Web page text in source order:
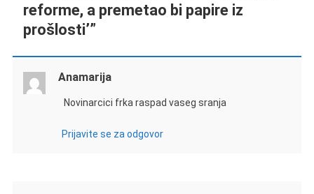
reforme, a premetao bi papire iz
prošlosti’”
Anamarija
Novinarcici frka raspad vaseg sranja
Prijavite se za odgovor